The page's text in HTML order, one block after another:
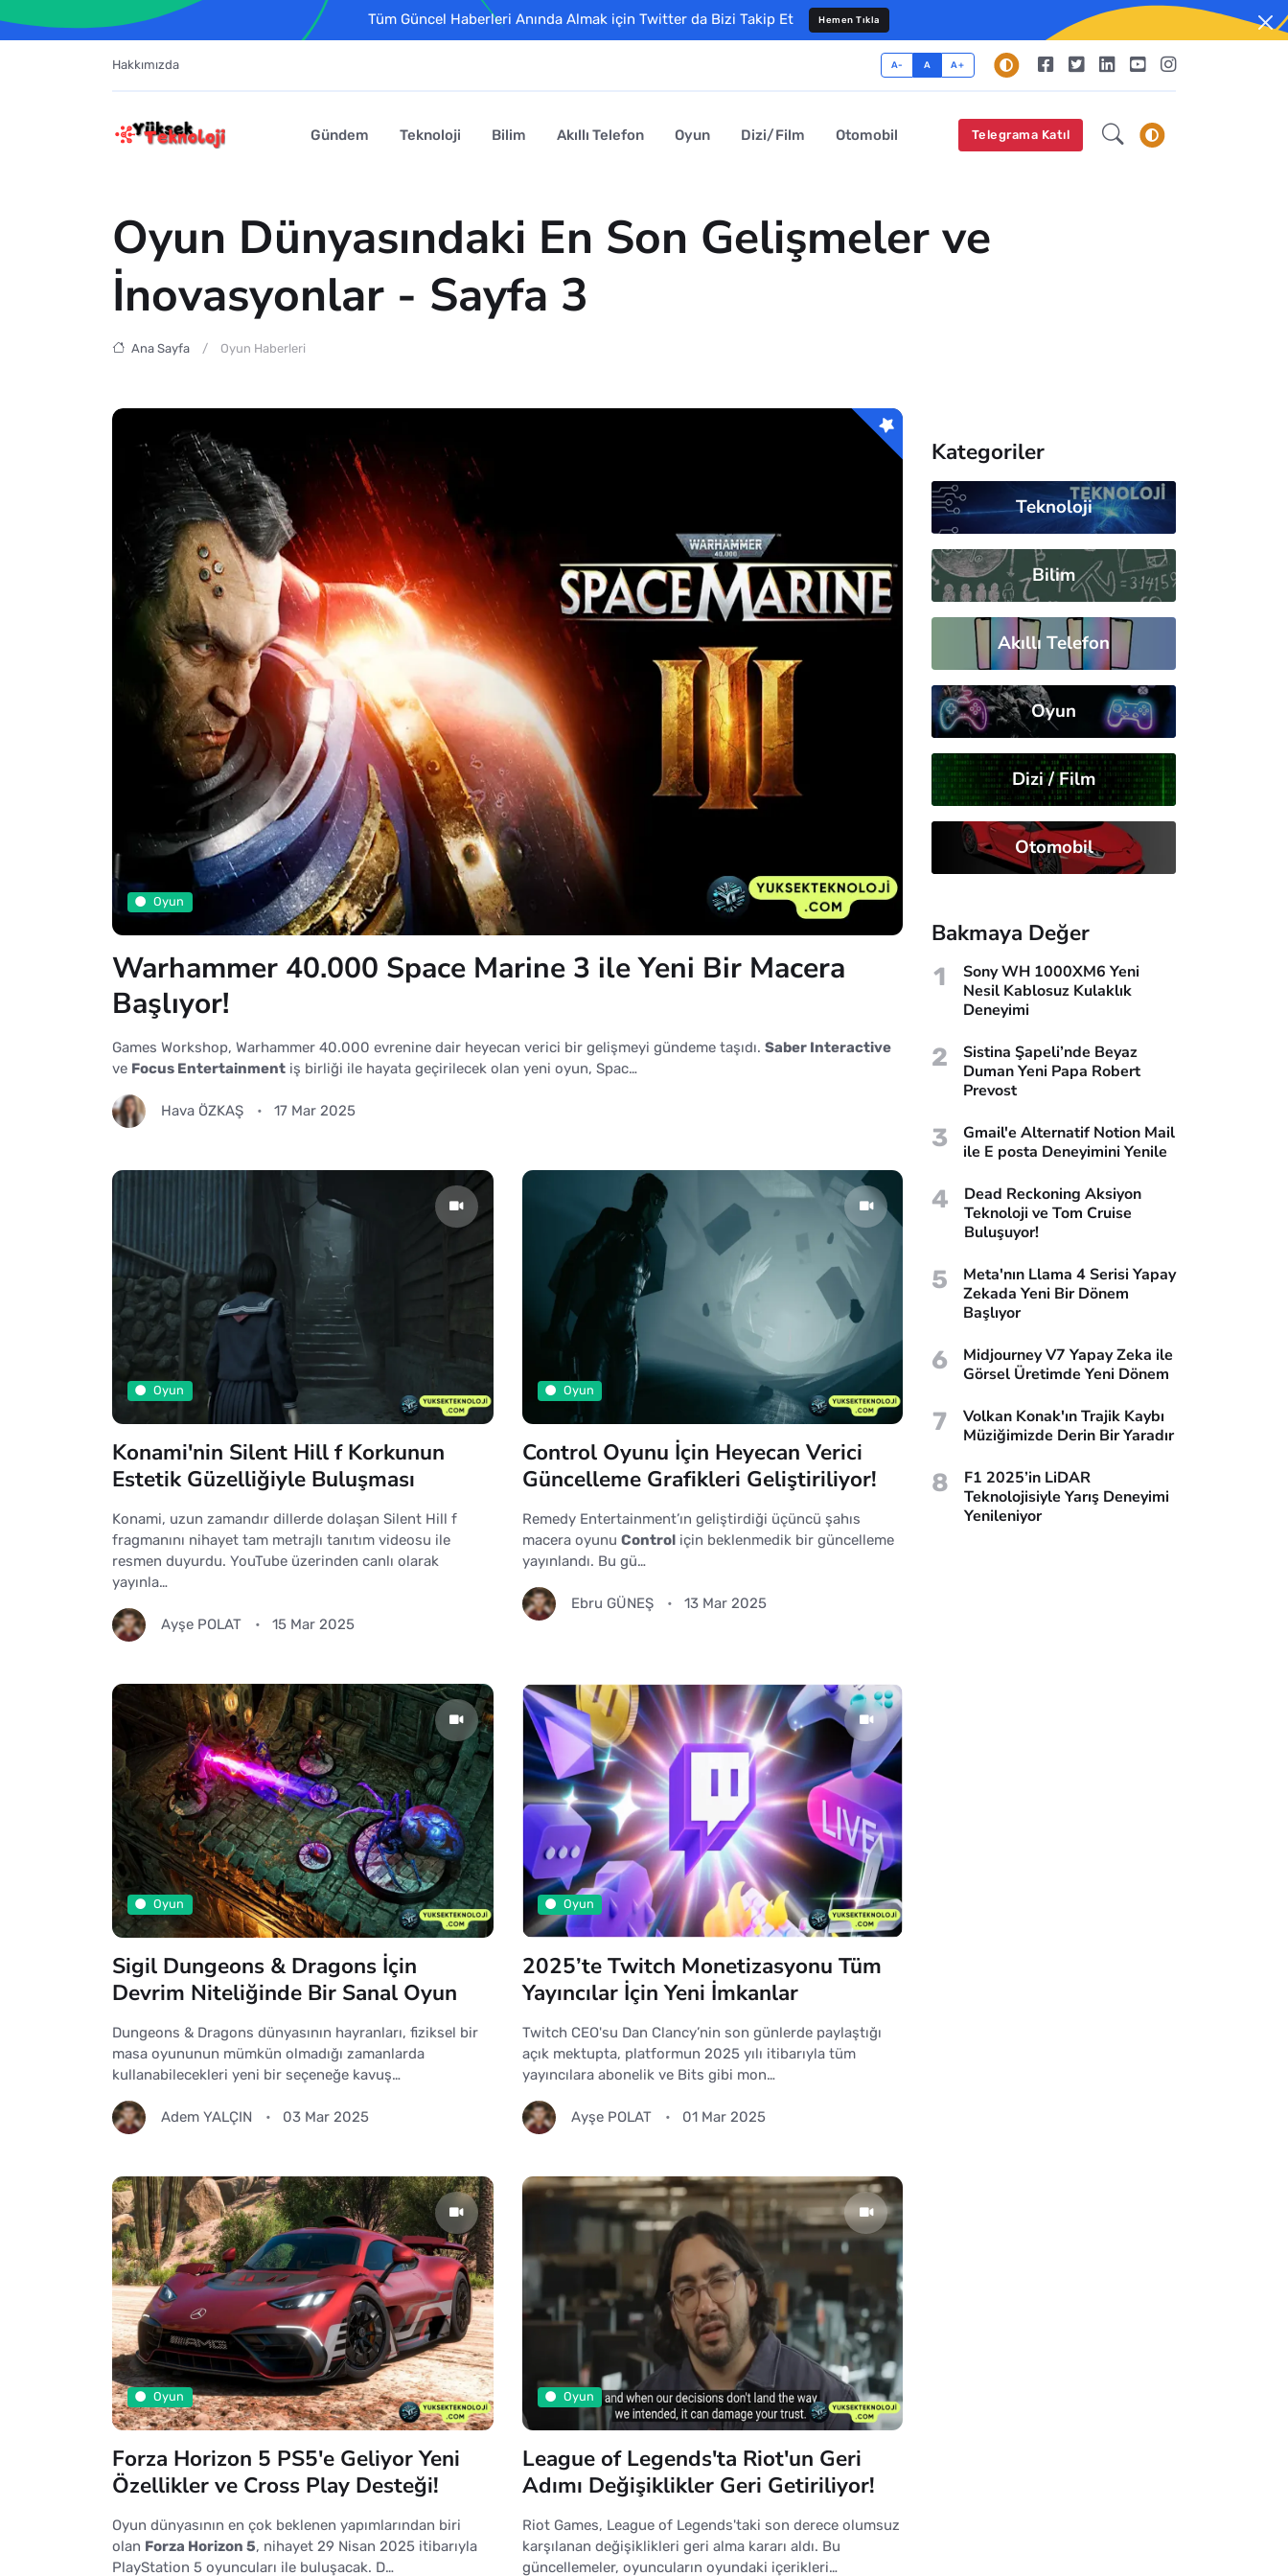
Tüm Güncel Haberleri Anında Almak için Twitter da Bizi Takip Et Hemen Tıkla
Hakkımızda A- A A+
Gündem Teknoloji Bilim Akıllı Telefon Oyun Dizi/Film Otomobil Telegrama Katıl
Oyun Dünyasındaki En Son Gelişmeler ve
İnovasyonlar - Sayfa 3
Ana Sayfa Oyun Haberleri
Oyun
Warhammer 40.000 Space Marine 3 ile Yeni Bir Macera
Başlıyor!
Games Workshop, Warhammer 40.000 evrenine dair heyecan verici bir gelişmeyi gündeme taşıdı. Saber Interactive
ve Focus Entertainment iş birliği ile hayata geçirilecek olan yeni oyun, Spac…
Hava ÖZKAŞ 17 Mar 2025
Oyun
Konami'nin Silent Hill f Korkunun
Estetik Güzelliğiyle Buluşması
Konami, uzun zamandır dillerde dolaşan Silent Hill f
fragmanını nihayet tam metrajlı tanıtım videosu ile
resmen duyurdu. YouTube üzerinden canlı olarak
yayınla…
Ayşe POLAT 15 Mar 2025
Oyun
Control Oyunu İçin Heyecan Verici
Güncelleme Grafikleri Geliştiriliyor!
Remedy Entertainment’ın geliştirdiği üçüncü şahıs
macera oyunu Controliçin beklenmedik bir güncelleme
yayınlandı. Bu gü…
Ebru GÜNEŞ 13 Mar 2025
Oyun
Sigil Dungeons & Dragons İçin
Devrim Niteliğinde Bir Sanal Oyun
Dungeons & Dragons dünyasının hayranları, fiziksel bir
masa oyununun mümkün olmadığı zamanlarda
kullanabilecekleri yeni bir seçeneğe kavuş…
Adem YALÇIN 03 Mar 2025
Oyun
2025’te Twitch Monetizasyonu Tüm
Yayıncılar İçin Yeni İmkanlar
Twitch CEO'su Dan Clancy’nin son günlerde paylaştığı
açık mektupta, platformun 2025 yılı itibarıyla tüm
yayıncılara abonelik ve Bits gibi mon…
Ayşe POLAT 01 Mar 2025
Oyun
Forza Horizon 5 PS5'e Geliyor Yeni
Özellikler ve Cross Play Desteği!
Oyun dünyasının en çok beklenen yapımlarından biri
olan Forza Horizon 5, nihayet 29 Nisan 2025 itibarıyla
PlayStation 5 oyuncuları ile buluşacak. D…
Oyun
League of Legends'ta Riot'un Geri
Adımı Değişiklikler Geri Getiriliyor!
Riot Games, League of Legends'taki son derece olumsuz
karşılanan değişiklikleri geri alma kararı aldı. Bu
güncellemeler, oyuncuların oyundaki içerikleri…
Kategoriler
Teknoloji
Bilim
Akıllı Telefon
Oyun
Dizi / Film
Otomobil
Bakmaya Değer
1
Sony WH 1000XM6 Yeni
Nesil Kablosuz Kulaklık
Deneyimi
2
Sistina Şapeli’nde Beyaz
Duman Yeni Papa Robert
Prevost
3
Gmail'e Alternatif Notion Mail
ile E posta Deneyimini Yenile
4
Dead Reckoning Aksiyon
Teknoloji ve Tom Cruise
Buluşuyor!
5
Meta'nın Llama 4 Serisi Yapay
Zekada Yeni Bir Dönem
Başlıyor
6
Midjourney V7 Yapay Zeka ile
Görsel Üretimde Yeni Dönem
7
Volkan Konak'ın Trajik Kaybı
Müziğimizde Derin Bir Yaradır
8
F1 2025’in LiDAR
Teknolojisiyle Yarış Deneyimi
Yenileniyor